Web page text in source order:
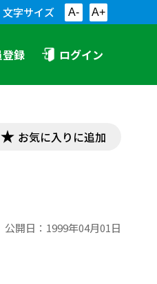
文字サイズ A- A+
録 ログイン
お気に入りに追加
公開日： 1999年04月01日